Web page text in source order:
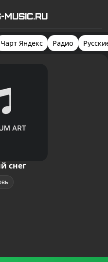
MUSIC.RU
Чарт Яндекс Радио
снег